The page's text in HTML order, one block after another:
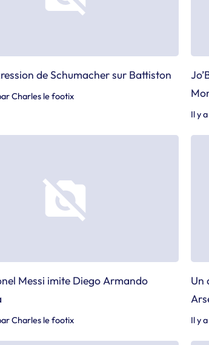
de Schumacher sur Battiston
Charles le footix
Il y
Messi imite Diego Armando
Charles le footix
Un
Il y